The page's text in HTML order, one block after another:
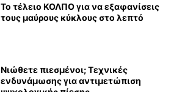
Το τέλειο ΚΟΛΠΟ για να εξαφανίσεις
τους μαύρους κύκλους στο λεπτό
Νιώθετε πιεσμένοι; Τεχνικές
ενδυνάμωσης για αντιμετώπιση